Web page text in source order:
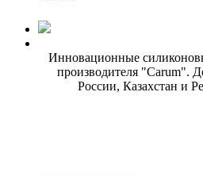
Инновационные
производителя "Carum".
России, Казахстан и